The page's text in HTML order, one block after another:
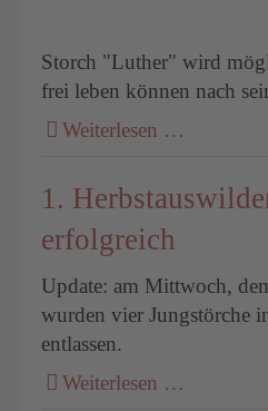
Storch "Luther" wird
frei leben können nach
Weiterlesen …
1.
erfolgreich
Update: am Mittwoch,
wurden vier Jungstörche
entlassen.
Weiterlesen …